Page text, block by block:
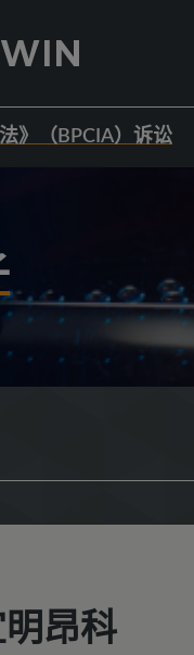
》（BPCIA）诉讼
明昂科